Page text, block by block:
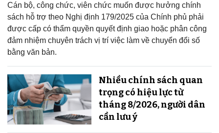
Cán bộ, công chức, viên chức muốn được hưởng chính
sách hỗ trợ theo Nghị định 179/2025 của Chính phủ phải
được cấp có thẩm quyền quyết định giao hoặc phân công
đảm nhiệm chuyên trách vị trí việc làm về chuyển đổi số
bằng văn bản.
Nhiều chính sách quan
trọng có hiệu lực từ
tháng 8/2026, người dân
cần lưu ý